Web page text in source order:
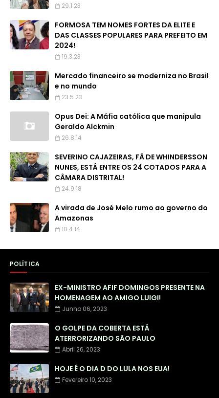
29.1.23
FORMOSA TEM NOMES FORTES DA ELITE E
DAS CLASSES POPULARES PARA PREFEITO EM
2024!
19.3.23
Mercado financeiro se moderniza no Brasil
e no mundo
23.5.23
Opus Dei: A Máfia católica que manipula
Geraldo Alckmin
26.8.14
SEVERINO CAJAZEIRAS, FÃ DE WHINDERSSON
NUNES, ESTÁ ENTRE OS 24 COTADOS PARA A
CÂMARA DISTRITAL!
24.9.18
A virada de José Melo rumo ao governo do
Amazonas
10.4.14
POLÍTICA
EX-MINISTRO AFIF DOMINGOS PRESENTE NA
HOMENAGEM AO AMIGO LUIGI!
Junho 06, 2023
O GOLPE DA COBERTA ESTÁ
ATERRORIZANDO SÃO PAULO
Abril 26, 2023
HOJE É O DIA D DO LULA NOS EUA!
Fevereiro 10, 2023